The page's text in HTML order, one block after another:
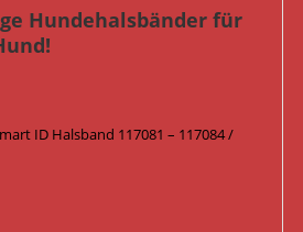
Hundehalsbänder für
ID Halsband 117081 – 117084 /